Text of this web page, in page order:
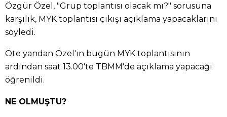
Özgür Özel, "Grup toplantısı olacak mı?" sorusuna
karşılık, MYK toplantısı çıkışı açıklama yapacaklarını
söyledi.
Öte yandan Özel'in bugün MYK toplantısının
ardından saat 13.00'te TBMM'de açıklama yapacağı
öğrenildi.
NE OLMUŞTU?